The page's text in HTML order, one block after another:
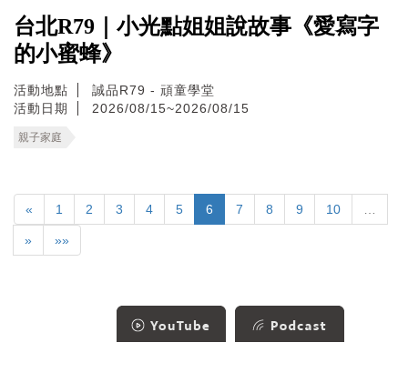
台北R79｜小光點姐姐說故事《愛寫字
的小蜜蜂》
活動地點
誠品R79 - 頑童學堂
活動日期
2026/08/15~2026/08/15
親子家庭
« 1 2 3 4 5 6 7 8 9 10
» »»